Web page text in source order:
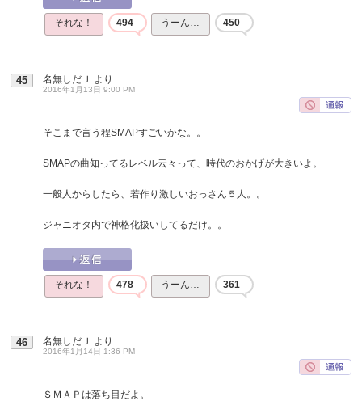
それな！ 494 うーん… 450
45 名無しだＪ より
2016年1月13日 9:00 PM
そこまで言う程SMAPすごいかな。。
SMAPの曲知ってるレベル云々って、時代のおかげが大きいよ。
一般人からしたら、若作り激しいおっさん５人。。
ジャニオタ内で神格化扱いしてるだけ。。
それな！ 478 うーん… 361
46 名無しだＪ より
2016年1月14日 1:36 PM
ＳＭＡＰは落ち目だよ。